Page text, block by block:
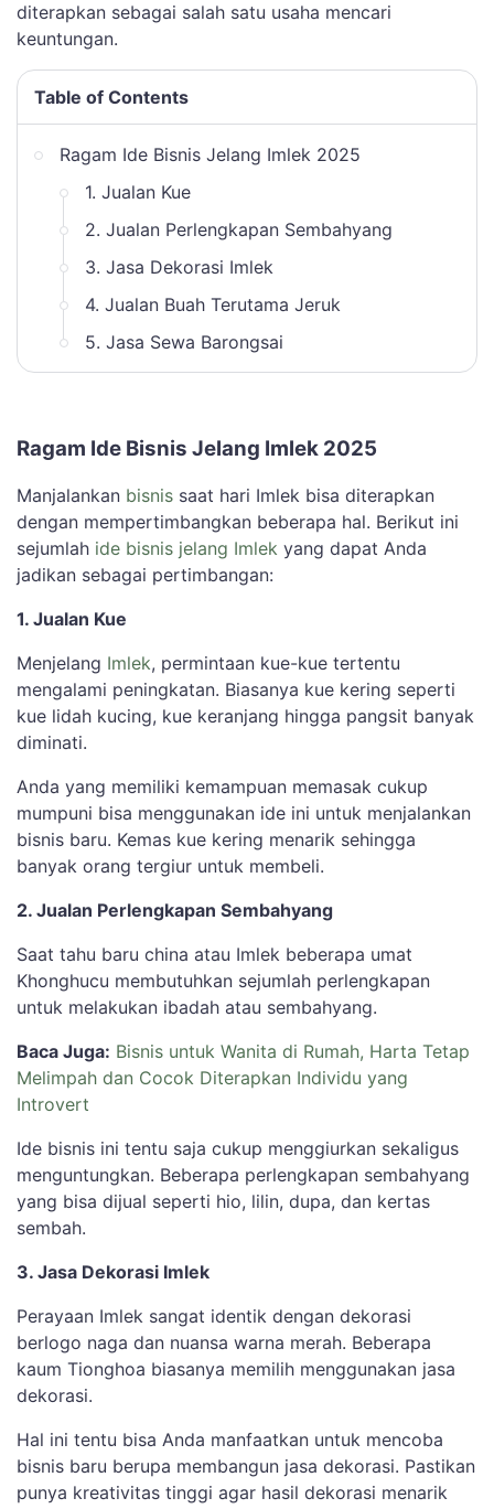
diterapkan sebagai salah satu usaha mencari
keuntungan.
Table of Contents
Ragam Ide Bisnis Jelang Imlek 2025
1. Jualan Kue
2. Jualan Perlengkapan Sembahyang
3. Jasa Dekorasi Imlek
4. Jualan Buah Terutama Jeruk
5. Jasa Sewa Barongsai
Ragam Ide Bisnis Jelang Imlek 2025
Manjalankan bisnis saat hari Imlek bisa diterapkan
dengan mempertimbangkan beberapa hal. Berikut ini
sejumlah ide bisnis jelang Imlek yang dapat Anda
jadikan sebagai pertimbangan:
1. Jualan Kue
Menjelang Imlek, permintaan kue-kue tertentu
mengalami peningkatan. Biasanya kue kering seperti
kue lidah kucing, kue keranjang hingga pangsit banyak
diminati.
Anda yang memiliki kemampuan memasak cukup
mumpuni bisa menggunakan ide ini untuk menjalankan
bisnis baru. Kemas kue kering menarik sehingga
banyak orang tergiur untuk membeli.
2. Jualan Perlengkapan Sembahyang
Saat tahu baru china atau Imlek beberapa umat
Khonghucu membutuhkan sejumlah perlengkapan
untuk melakukan ibadah atau sembahyang.
Baca Juga: Bisnis untuk Wanita di Rumah, Harta Tetap
Melimpah dan Cocok Diterapkan Individu yang
Introvert
Ide bisnis ini tentu saja cukup menggiurkan sekaligus
menguntungkan. Beberapa perlengkapan sembahyang
yang bisa dijual seperti hio, lilin, dupa, dan kertas
sembah.
3. Jasa Dekorasi Imlek
Perayaan Imlek sangat identik dengan dekorasi
berlogo naga dan nuansa warna merah. Beberapa
kaum Tionghoa biasanya memilih menggunakan jasa
dekorasi.
Hal ini tentu bisa Anda manfaatkan untuk mencoba
bisnis baru berupa membangun jasa dekorasi. Pastikan
punya kreativitas tinggi agar hasil dekorasi menarik